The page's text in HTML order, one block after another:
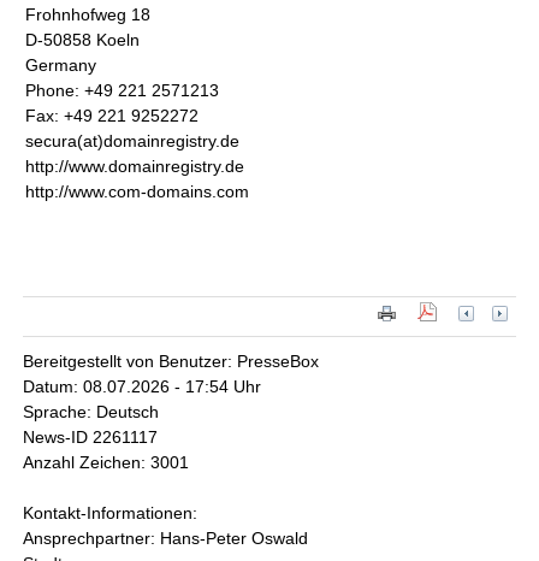
Frohnhofweg 18
D-50858 Koeln
Germany
Phone: +49 221 2571213
Fax: +49 221 9252272
secura(at)domainregistry.de
http://www.domainregistry.de
http://www.com-domains.com
Bereitgestellt von Benutzer: PresseBox
Datum: 08.07.2026 - 17:54 Uhr
Sprache: Deutsch
News-ID 2261117
Anzahl Zeichen: 3001
Kontakt-Informationen:
Ansprechpartner: Hans-Peter Oswald